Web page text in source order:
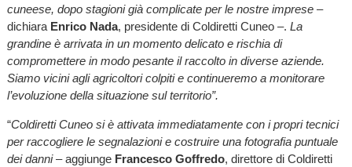
cuneese, dopo stagioni già complicate per le nostre imprese –
dichiara Enrico Nada, presidente di Coldiretti Cuneo –. La
grandine è arrivata in un momento delicato e rischia di
compromettere in modo pesante il raccolto in diverse aziende.
Siamo vicini agli agricoltori colpiti e continueremo a monitorare
l’evoluzione della situazione sul territorio”.
“Coldiretti Cuneo si è attivata immediatamente con i propri tecnici
per raccogliere le segnalazioni e costruire una fotografia puntuale
dei danni– aggiunge Francesco Goffredo, direttore di Coldiretti